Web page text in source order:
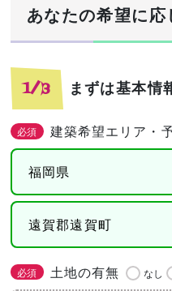
あなたの希望に応
1/3 まずは基本情
必須 建築希望エリア・
必須 土地の有無 なし